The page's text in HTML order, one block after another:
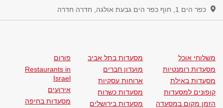
כפר הים 1, חוף כפר הים גבעת אולגה, חדרה חדרה
משלוחי אוכל
מסעדות רומנטיות
מסעדות באילת
קופונים למסעדות
הזמן מקום במסעדה
מסעדות בתל אביב
מועדון חברים
ארוחות עסקיות
מסעדות כשרות
מסעדות בירושלים
פורום
Restaurants in
Israel
אירועים
מסעדות בחיפה